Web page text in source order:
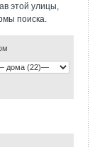
этой улицы,
поиска.